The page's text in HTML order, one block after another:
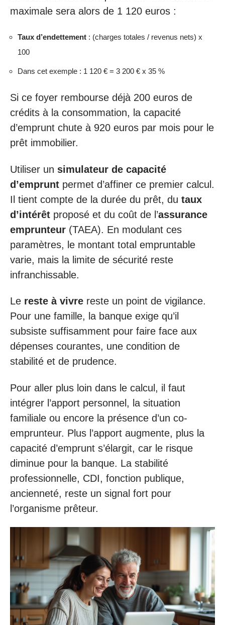
maximale sera alors de 1 120 euros :
Taux d’endettement : (charges totales / revenus nets) x
100
Dans cet exemple : 1 120 € = 3 200 € x 35 %
Si ce foyer rembourse déjà 200 euros de
crédits à la consommation, la capacité
d’emprunt chute à 920 euros par mois pour le
prêt immobilier.
Utiliser un simulateur de capacité
d’emprunt permet d’affiner ce premier calcul.
Il tient compte de la durée du prêt, du taux
d’intérêt proposé et du coût de l’assurance
emprunteur (TAEA). En modulant ces
paramètres, le montant total empruntable
varie, mais la limite de sécurité reste
infranchissable.
Le reste à vivre reste un point de vigilance.
Pour une famille, la banque exige qu’il
subsiste suffisamment pour faire face aux
dépenses courantes, une condition de
stabilité et de prudence.
Pour aller plus loin dans le calcul, il faut
intégrer l’apport personnel, la situation
familiale ou encore la présence d’un co-
emprunteur. Plus l’apport augmente, plus la
capacité d’emprunt s’élargit, car le risque
diminue pour la banque. La stabilité
professionnelle, CDI, fonction publique,
ancienneté, reste un signal fort pour
l’organisme prêteur.